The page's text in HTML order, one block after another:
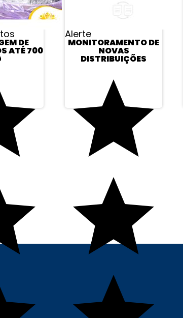
DE
ATÉ 700
Alerte
MONITORAMENTO DE
NOVAS
DISTRIBUIÇÕES
Minha Conta
Pedidos
Cadastre-se